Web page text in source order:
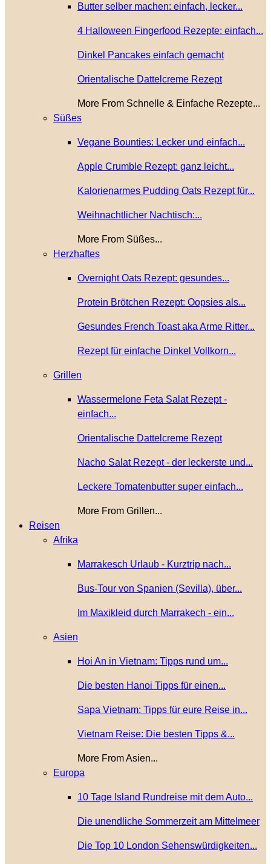
Butter selber machen: einfach, lecker...
4 Halloween Fingerfood Rezepte: einfach...
Dinkel Pancakes einfach gemacht
Orientalische Dattelcreme Rezept
More From Schnelle & Einfache Rezepte...
Süßes
Vegane Bounties: Lecker und einfach...
Apple Crumble Rezept: ganz leicht...
Kalorienarmes Pudding Oats Rezept für...
Weihnachtlicher Nachtisch:...
More From Süßes...
Herzhaftes
Overnight Oats Rezept: gesundes...
Protein Brötchen Rezept: Oopsies als...
Gesundes French Toast aka Arme Ritter...
Rezept für einfache Dinkel Vollkorn...
Grillen
Wassermelone Feta Salat Rezept -
einfach...
Orientalische Dattelcreme Rezept
Nacho Salat Rezept - der leckerste und...
Leckere Tomatenbutter super einfach...
More From Grillen...
Reisen
Afrika
Marrakesch Urlaub - Kurztrip nach...
Bus-Tour von Spanien (Sevilla), über...
Im Maxikleid durch Marrakech - ein...
Asien
Hoi An in Vietnam: Tipps rund um...
Die besten Hanoi Tipps für einen...
Sapa Vietnam: Tipps für eure Reise in...
Vietnam Reise: Die besten Tipps &...
More From Asien...
Europa
10 Tage Island Rundreise mit dem Auto...
Die unendliche Sommerzeit am Mittelmeer
Die Top 10 London Sehenswürdigkeiten...